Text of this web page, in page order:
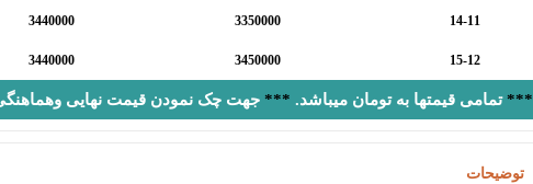
14-11
3350000
3440000
15-12
3450000
3440000
***تمامی قیمتها به تومان میباشد. *** جهت چک نمودن قیمت نهایی
توضیحات